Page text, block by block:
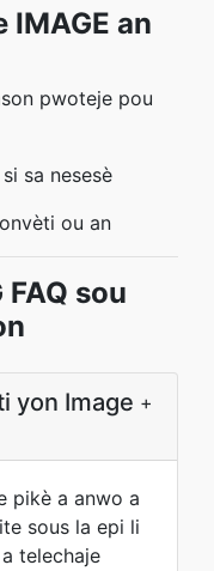
an
pwoteje pou
sa nesesè
ou an
FAQ sou
yon Image +
pikè a anwo a
sous la epi li
telechaje